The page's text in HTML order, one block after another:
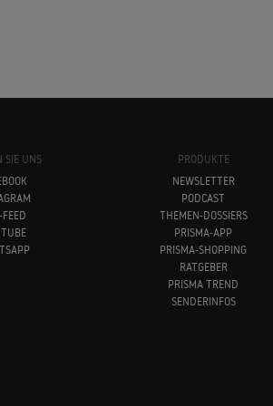
SIE UNS
FEED
PRODUKTE
NEWSLETTER
PODCAST
THEMEN-DOSSIERS
PRISMA-APP
PRISMA-SHOPPING
RATGEBER
PRISMA TREND
SENDERINFOS